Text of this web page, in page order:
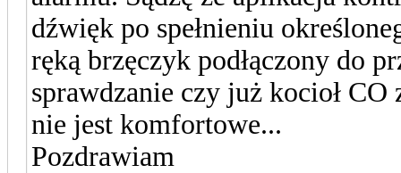
dźwięk po spełnieniu
ręką brzęczyk podłączony do
sprawdzanie czy już kocioł CO
nie jest komfortowe...
Pozdrawiam